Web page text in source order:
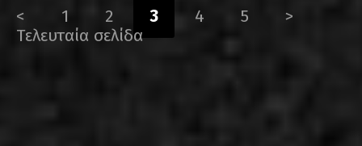
< 1 2 3 4 5
>
Τελευταία σελίδα